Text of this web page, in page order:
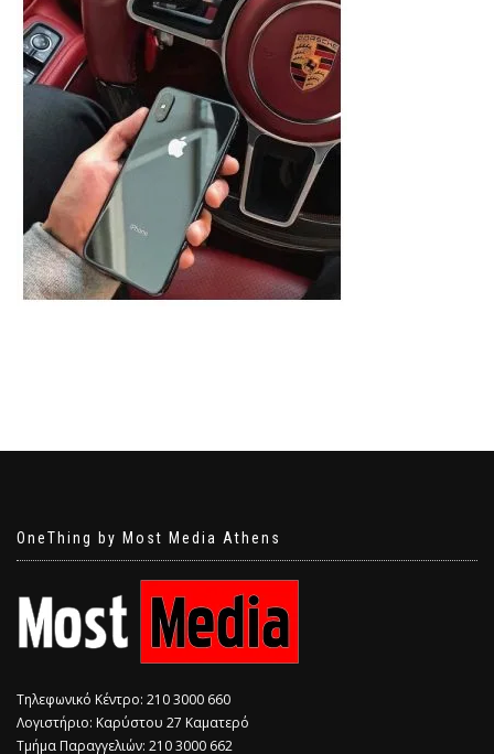
OneThing by Most Media Athens
Τηλεφωνικό Κέντρο: 210 3000 660
Λογιστήριο: Καρύστου 27 Καματερό
Τμήμα Παραγγελιών: 210 3000 662